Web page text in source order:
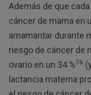
Además de que
cáncer de mama en
amamantar durante
riesgo de cáncer de
ovario en un 34 %76
lactancia materna